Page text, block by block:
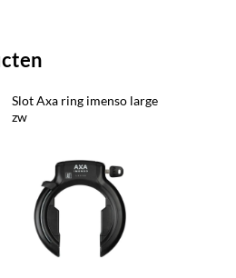
Slot Axa ring imenso large
zw